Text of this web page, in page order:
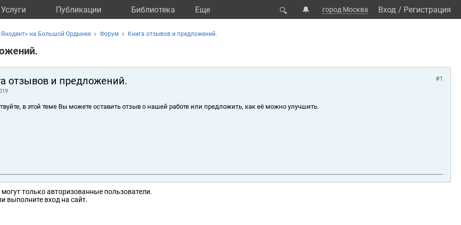
Услуги Публикации Библиотека Eще 🔍 🔔 город Москва Вход / Регистрация
на Большой Ордынке Форум Книга отзывов и предложений.
отзывов и предложений. #1
в этой теме Вы можете оставить отзыв о нашей работе или предложить, как её можно улучшить.
только авторизованные пользователи.
выполните вход на сайт.